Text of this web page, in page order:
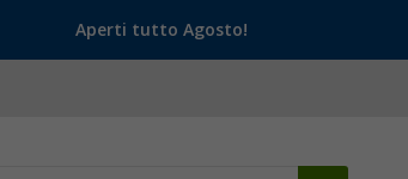
Aperti tutto Agosto!